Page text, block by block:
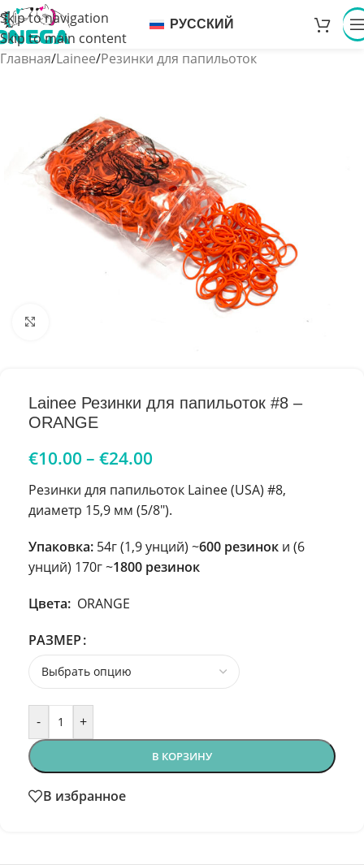
Skip to navigation
Skip to main content
РУССКИЙ
Главная/Lainee/Резинки для папильоток
Lainee Резинки для папильоток #8 –
ORANGE
€10.00 – €24.00
Резинки для папильоток Lainee (USA) #8,
диаметр 15,9 мм (5/8″).
Упаковка: 54г (1,9 унций) ~600 резинок и (6
унций) 170г ~1800 резинок
Цвета: ORANGE
РАЗМЕР
- +
В КОРЗИНУ
В избранное